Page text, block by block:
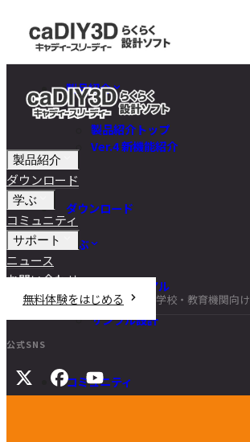
製品紹介
製品紹介トップ
Ver.4 新機能紹介
ダウンロード
学ぶ
チュートリアル
DIY講座
サンプル設計
コミュニティ
製品紹介
ダウンロード
学ぶ
コミュニティ
サポート
ニュース
お問い合わせ
無料体験をはじめる
学校・教育機関向け
公式SNS